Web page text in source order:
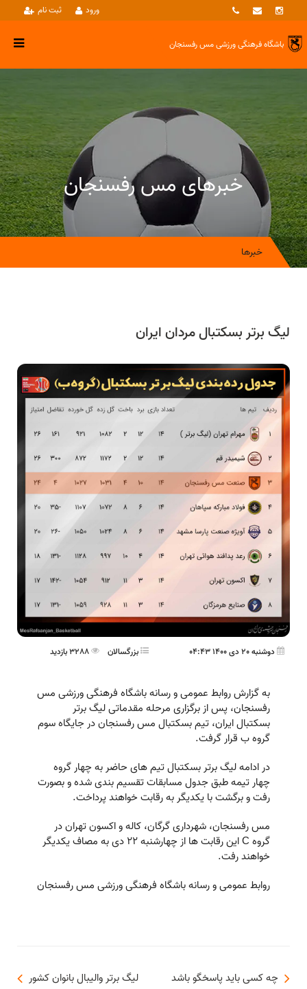
ثبت نام ورود
باشگاه فرهنگی ورزشیمس رفسنجان
خبرهای مس رفسنجان
خبرها
لیگ برتر بسکتبال مردان ایران
دوشنبه 20 دی 1400 04:43 بزرگسالان
به گزارش روابط عمومی و رسانه باشگاه فرهنگی ورزشی مس
رفسنجان، پس از برگزاری مرحله مقدماتی ليگ برتر
بسكتبال ايران، تيم بسكتبال مس رفسنجان در جايگاه سوم
گروه ب قرار گرفت.
در ادامه ليگ برتر بسكتبال تيم های حاضر به چهار گروه
چهار تيمه طبق جدول مسابقات تقسيم بندی شده و بصورت
رفت و برگشت با يكديگر به رقابت خواهند پرداخت.
مس رفسنجان، شهرداری گرگان، كاله و اكسون تهران در
گروه C این رقابت ها از چهارشنبه ٢٢ دی به مصاف يكديگر
خواهند رفت.
روابط عمومی و رسانه باشگاه فرهنگی ورزشی مس رفسنجان
لیگ برتر والیبال بانوان کشور چه کسی باید پاسخگو باشد